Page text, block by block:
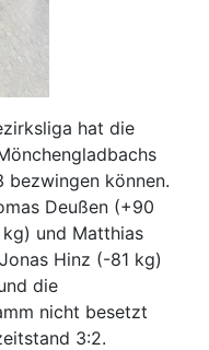
hat die
bezwingen können.
Deußen (+90
und Matthias
Hinz (-81 kg)
die
nicht besetzt
3:2.